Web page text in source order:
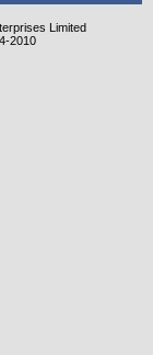
Limited
2010